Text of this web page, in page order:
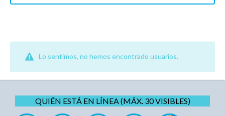
Lo sentimos, no hemos encontrado usuarios.
QUIÉN ESTÁ EN LÍNEA (MÁX. 30 VISIBLES)